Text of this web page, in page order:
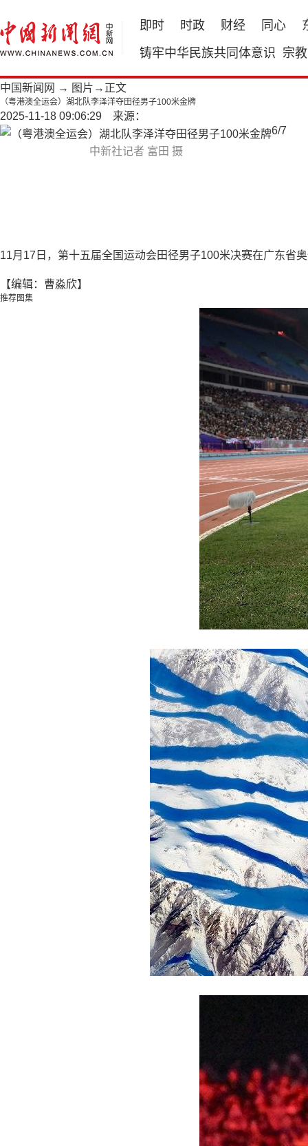
即时 时政 财经 同心
铸牢中华民族共同体意识 宗教
中国新闻网 → 图片 →正文
（粤港澳全运会）湖北队李泽洋夺田径男子100米金牌
2025-11-18 09:06:29 来源：
中新社记者 富田 摄
6/7
11月17日，第十五届全国运动会田径男子100米决赛在广东省
【编辑：曹淼欣】
推荐图集